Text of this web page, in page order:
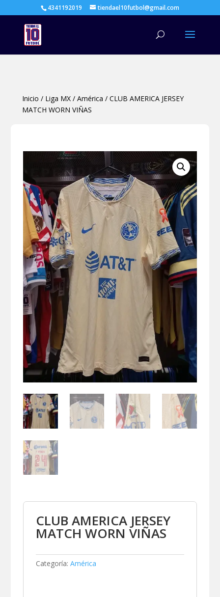
4341192019 tiendael10futbol@gmail.com
Inicio / Liga MX/ América / CLUB AMERICA JERSEY
MATCH WORN VIÑAS
CLUB AMERICA JERSEY
MATCH WORN VIÑAS
Categoría: América